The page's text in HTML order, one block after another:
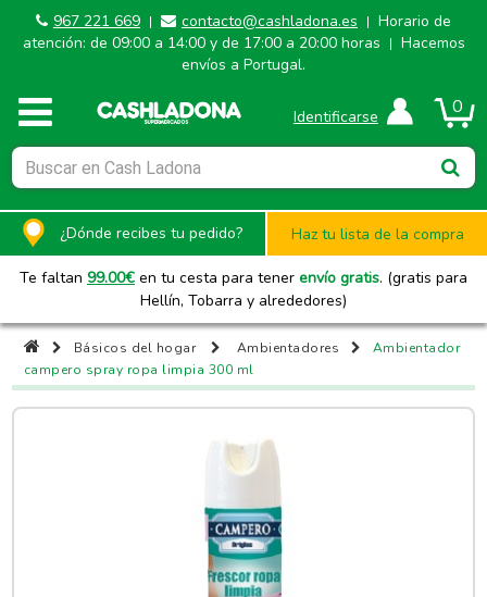
967 221 669 | contacto@cashladona.es | Horario de
atención: de 09:00 a 14:00 y de 17:00 a 20:00 horas
| Hacemos
envíos a Portugal.
0
Identificarse
¿Dónde recibes tu pedido? Haz tu lista de la compra
Te faltan 99.00€ en tu cesta para tener envío gratis. (gratis para
Hellín, Tobarra y alrededores)
Básicos del hogar Ambientadores
Ambientador
campero spray ropa limpia 300 ml